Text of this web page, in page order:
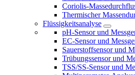
Coriolis-
Thermischer
Flüssigkeitsanalyse
pH-Sensor und
EC-Sensor und
Sauerstoffsensor und
Trübungssensor und
TSS/SS-Sensor und